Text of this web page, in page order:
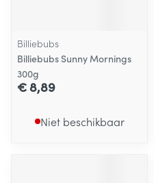
Billiebubs
Billiebubs Sunny Mornings
300g
€ 8,89
Niet beschikbaar